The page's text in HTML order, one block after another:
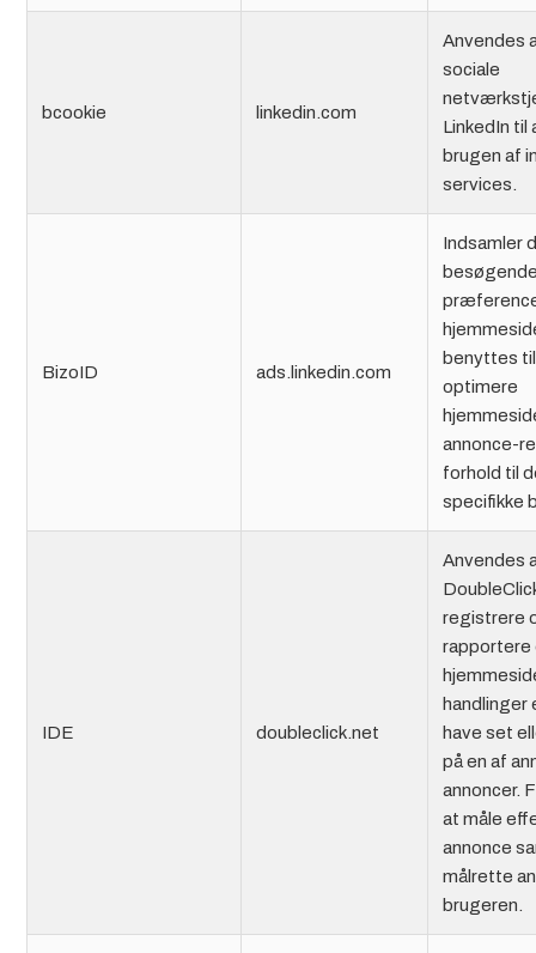
bcookie linkedin.com
Anvendes
sociale
LinkedIn til
brugen af
services.
BizoID ads.linkedin.com
Indsamler
benyttes
optimere
annonce-
forhold til
specifikke
IDE doubleclick.net
Anvendes
registrere
rapportere
handlinger
have set
på en af
annoncer.
at måle
annonce
målrette
brugeren.